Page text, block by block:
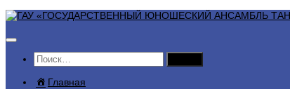
Перейти
содержимому
Найти:
Главная